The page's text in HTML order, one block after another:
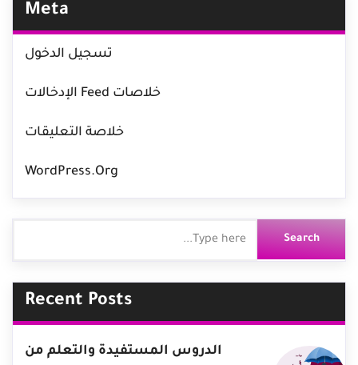
Meta
تسجيل الدخول
خلاصات Feed الإدخالات
خلاصة التعليقات
WordPress.org
Recent Posts
الدروس المستفيدة والتعلم من